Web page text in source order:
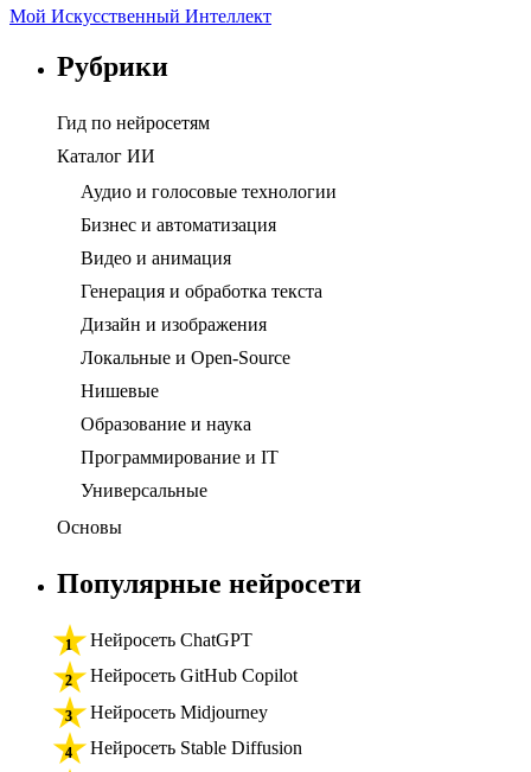
Мой Искусственный Интеллект
Рубрики
Гид по нейросетям
Каталог ИИ
Аудио и голосовые технологии
Бизнес и автоматизация
Видео и анимация
Генерация и обработка текста
Дизайн и изображения
Локальные и Open-Source
Нишевые
Образование и наука
Программирование и IT
Универсальные
Основы
Популярные нейросети
Нейросеть ChatGPT
Нейросеть GitHub Copilot
Нейросеть Midjourney
Нейросеть Stable Diffusion